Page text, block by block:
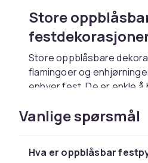
Store
Store oppblåsbare
flamingoer og
enhver fest. De er enkle å
arrangement. Spesielt
fester, tropikatemaer og
Vanlige spørsmål
Hva er oppblåsbar